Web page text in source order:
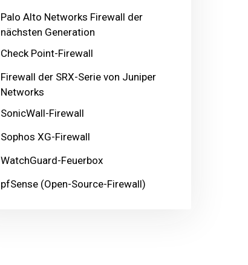
Palo Alto Networks Firewall der
nächsten Generation
Check Point-Firewall
Firewall der SRX-Serie von Juniper
Networks
SonicWall-Firewall
Sophos XG-Firewall
WatchGuard-Feuerbox
pfSense (Open-Source-Firewall)